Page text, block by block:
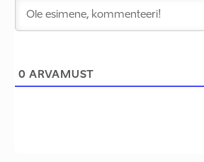
0 ARVAMUST